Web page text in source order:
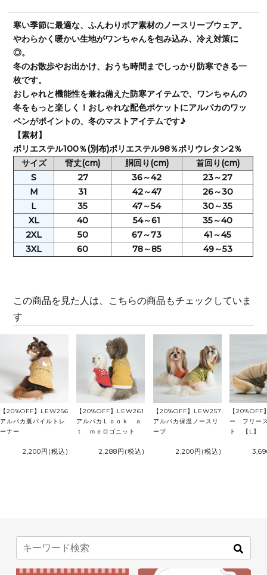
寒い季節に最適な、ふんわりボア素材のノースリーブウェア。
やわらかく暖かい生地がワンちゃんを包み込み、冷え対策に
◎。
冬のお散歩やお出かけ、おうち時間までしっかり防寒できる一
枚です。
おしゃれと機能性を兼ね備えた防寒アイテムで、ワンちゃんの
冬をもっと楽しく！おしゃれな配色ポケットにアルパカのワッ
ペンがポイントの、冬のマストアイテムです♪
【素材】
ポリエステル100％(別布)ポリエステル98％ポリウレタン2％
サイズ
背丈(cm) 胴回り(cm)
首回り(cm)
S
27 36～42
23～27
M
31 42～47
26～30
L
35 47～54
30～35
XL
40 54～61
35～40
2XL
50 67～73
41～45
3XL
60 78～85 49～53
この商品を見た人は、こちらの商品もチェックしていま
す
【20%OFF】LEW256
アルパカ裏パイルトレ
ーナー
2,200円 (税込)
【20%OFF】LEW261
アルパカＬｏｏｋ ａ
ｔ ｍｅロゴニット
2,288円 (税込)
【20%OFF】LEW257
アルパカ保温ノースリ
ーブ
2,200円 (税込)
【20%OFF
ー フリー
ト 【L】